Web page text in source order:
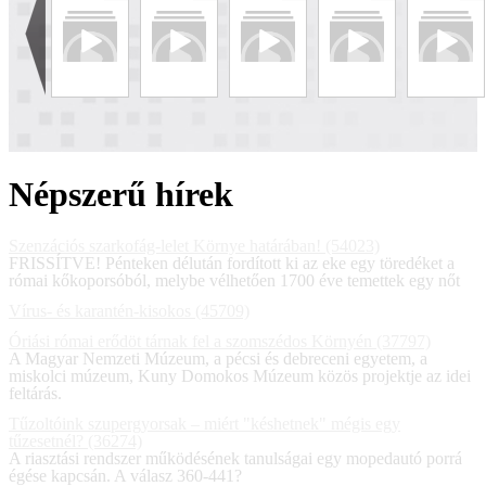
Népszerű hírek
FRISSÍTVE! Pénteken délután fordított ki az eke egy töredéket a
római kőkoporsóból, melybe vélhetően 1700 éve temettek egy nőt
A Magyar Nemzeti Múzeum, a pécsi és debreceni egyetem, a
miskolci múzeum, Kuny Domokos Múzeum közös projektje az idei
feltárás.
A riasztási rendszer működésének tanulságai egy mopedautó porrá
égése kapcsán. A válasz 360-441?